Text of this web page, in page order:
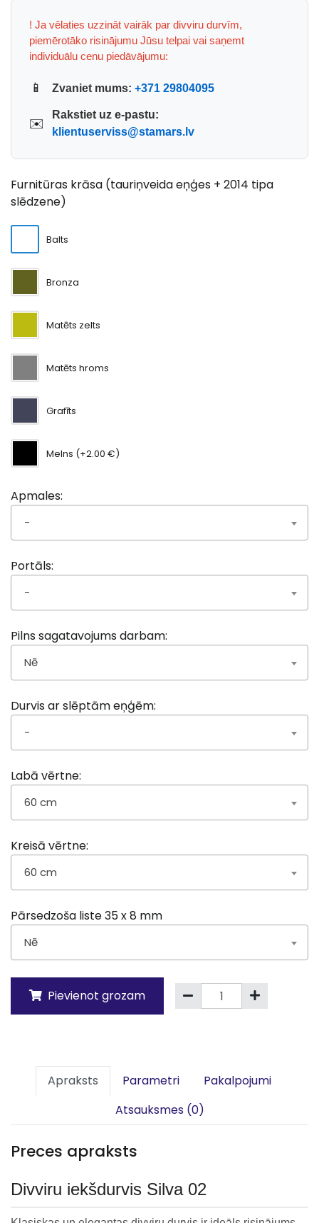
! Ja vēlaties uzzināt vairāk par divviru durvīm,
piemērotāko risinājumu Jūsu telpai vai saņemt
individuālu cenu piedāvājumu:
📱 Zvaniet mums: +371 29804095
✉️
Rakstiet uz e-pastu:
klientuserviss@stamars.lv
Furnitūras krāsa (tauriņveida eņģes + 2014 tipa
slēdzene)
Balts
Bronza
Matēts zelts
Matēts hroms
Grafīts
Melns (+2.00 €)
Apmales:
-
Portāls:
-
Pilns sagatavojums darbam:
Nē
Durvis ar slēptām eņģēm:
-
Labā vērtne:
60 cm
Kreisā vērtne:
60 cm
Pārsedzoša liste 35 x 8 mm
Nē
Pievienot grozam
Apraksts Parametri
Pakalpojumi
Atsauksmes (0)
Preces apraksts
Divviru iekšdurvis Silva 02